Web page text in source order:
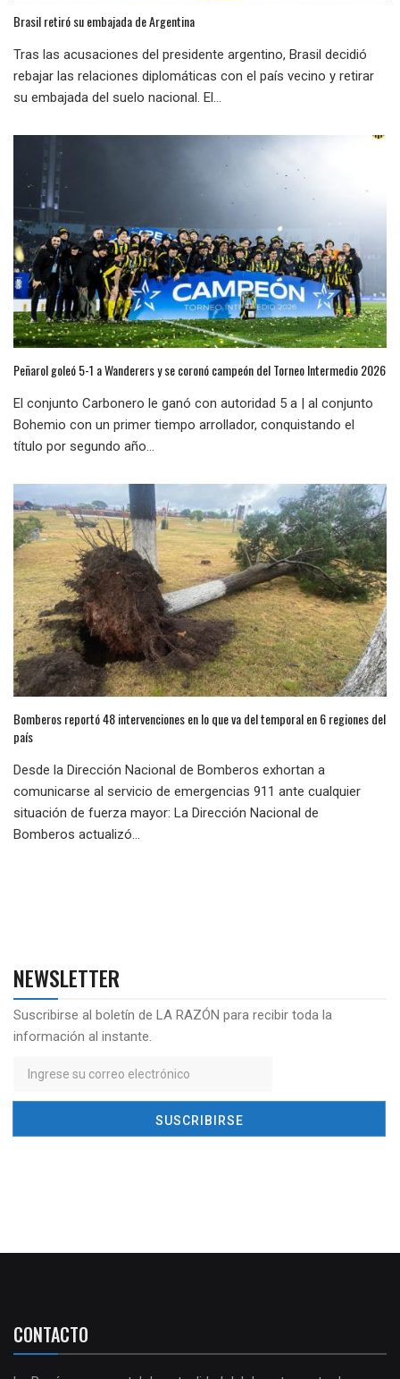
Brasil retiró su embajada de Argentina
Tras las acusaciones del presidente argentino, Brasil decidió
rebajar las relaciones diplomáticas con el país vecino y retirar
su embajada del suelo nacional. El...
Peñarol goleó 5-1 a Wanderers y se coronó campeón del Torneo Intermedio 2026
El conjunto Carbonero le ganó con autoridad 5 a | al conjunto
Bohemio con un primer tiempo arrollador, conquistando el
título por segundo año...
Bomberos reportó 48 intervenciones en lo que va del temporal en 6 regiones del
país
Desde la Dirección Nacional de Bomberos exhortan a
comunicarse al servicio de emergencias 911 ante cualquier
situación de fuerza mayor: La Dirección Nacional de
Bomberos actualizó...
NEWSLETTER
Suscribirse al boletín de LA RAZÓN para recibir toda la
información al instante.
CONTACTO